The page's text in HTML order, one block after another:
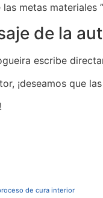
metas materiales
de la
escribe
¡deseamos que
de cura interior